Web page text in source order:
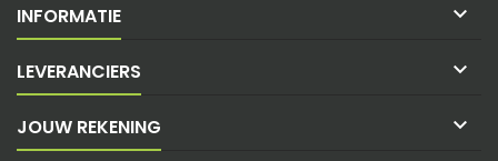
INFORMATIE 
LEVERANCIERS 
JOUW REKENING 